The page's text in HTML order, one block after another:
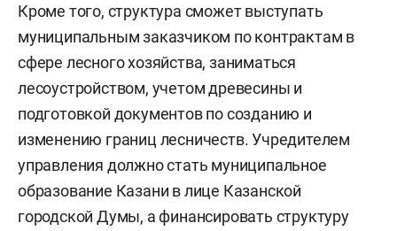
Кроме того, структура сможет выступать
муниципальным заказчиком по контрактам в
сфере лесного хозяйства, заниматься
лесоустройством, учетом древесины и
подготовкой документов по созданию и
изменению границ лесничеств. Учредителем
управления должно стать муниципальное
образование Казани в лице Казанской
городской Думы, а финансировать структуру